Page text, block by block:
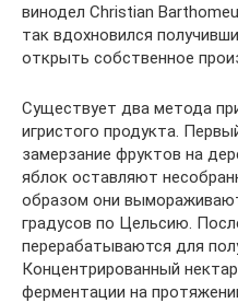
винодел Christian
так вдохновился
открыть собственное
Существует два метода
игристого продукта.
замерзание фруктов на
яблок оставляют
образом они
градусов по Цельсию.
перерабатываются для
Концентрированный
ферментации на